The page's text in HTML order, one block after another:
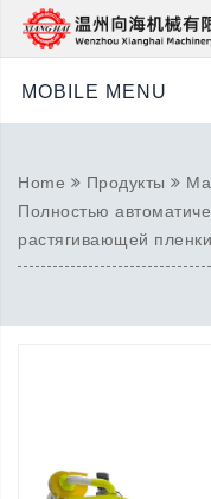
MOBILE MENU
Home Продукты
Полностью
растягивающей пленки